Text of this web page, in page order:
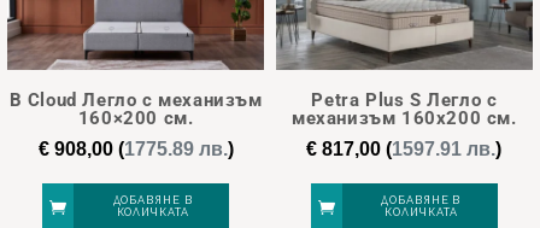
The
options
be
chosen
on
the
B Cloud Легло с механизъм
160×200 см.
€908,00(1775.89 лв.)
ДОБАВЯНЕ В
КОЛИЧКАТА
Petra Plus S Легло с
механизъм 160х200 см.
€ 817,00 (1597.91 лв.)
ДОБАВЯНЕ В
КОЛИЧКАТА